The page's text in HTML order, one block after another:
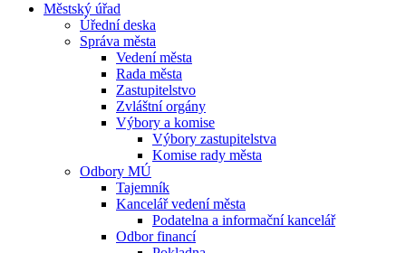
Městský úřad
Úřední deska
Správa města
Vedení města
Rada města
Zastupitelstvo
Zvláštní orgány
Výbory a komise
Výbory zastupitelstva
Komise rady města
Odbory MÚ
Tajemník
Kancelář vedení města
Podatelna a informační kancelář
Odbor financí